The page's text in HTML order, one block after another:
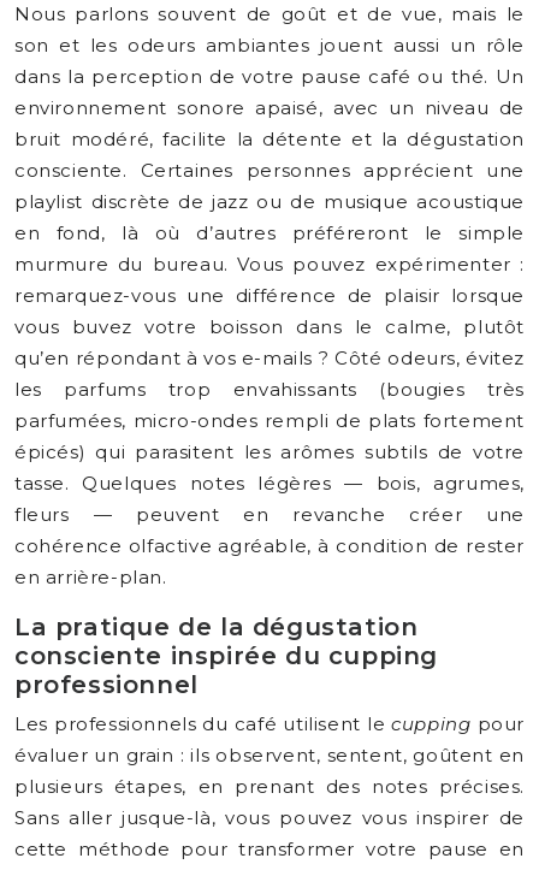
Nous parlons souvent de goût et de vue, mais le
son et les odeurs ambiantes jouent aussi un rôle
dans la perception de votre pause café ou thé. Un
environnement sonore apaisé, avec un niveau de
bruit modéré, facilite la détente et la dégustation
consciente. Certaines personnes apprécient une
playlist discrète de jazz ou de musique acoustique
en fond, là où d’autres préféreront le simple
murmure du bureau. Vous pouvez expérimenter :
remarquez-vous une différence de plaisir lorsque
vous buvez votre boisson dans le calme, plutôt
qu’en répondant à vos e-mails ? Côté odeurs, évitez
les parfums trop envahissants (bougies très
parfumées, micro-ondes rempli de plats fortement
épicés) qui parasitent les arômes subtils de votre
tasse. Quelques notes légères — bois, agrumes,
fleurs — peuvent en revanche créer une
cohérence olfactive agréable, à condition de rester
en arrière-plan.
La pratique de la dégustation
consciente inspirée du cupping
professionnel
Les professionnels du café utilisent lecupping pour
évaluer un grain : ils observent, sentent, goûtent en
plusieurs étapes, en prenant des notes précises.
Sans aller jusque-là, vous pouvez vous inspirer de
cette méthode pour transformer votre pause en